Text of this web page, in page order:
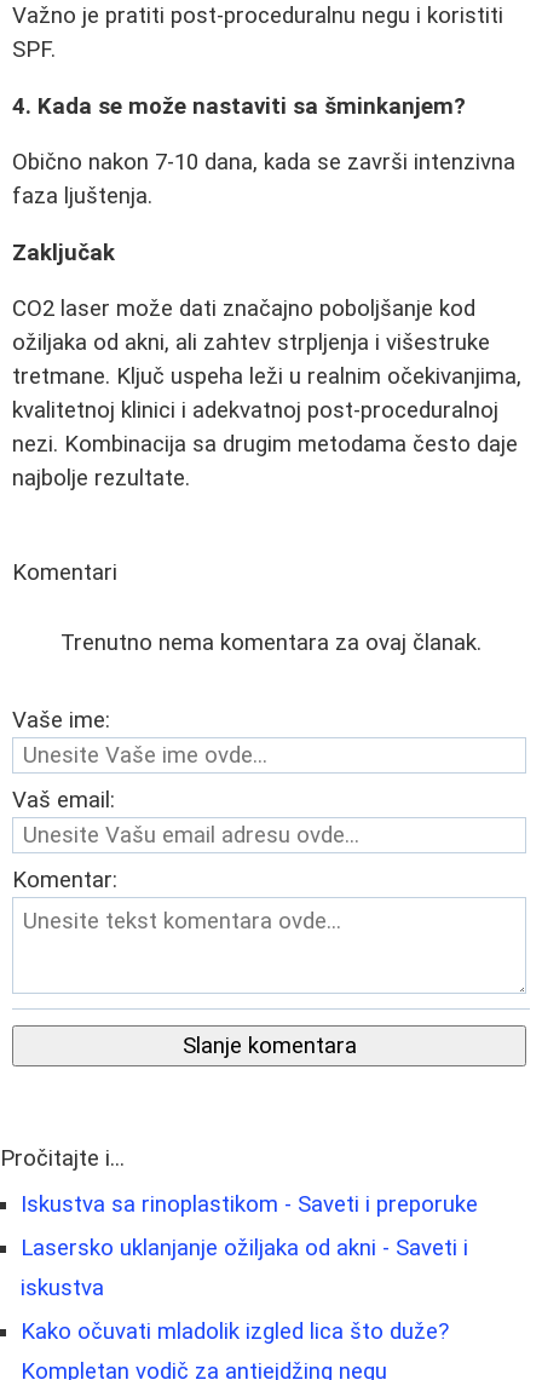
Važno je pratiti post-proceduralnu negu i koristiti
SPF.
4. Kada se može nastaviti sa šminkanjem?
Obično nakon 7-10 dana, kada se završi intenzivna
faza ljuštenja.
Zaključak
CO2 laser može dati značajno poboljšanje kod
ožiljaka od akni, ali zahtev strpljenja i višestruke
tretmane. Ključ uspeha leži u realnim očekivanjima,
kvalitetnoj klinici i adekvatnoj post-proceduralnoj
nezi. Kombinacija sa drugim metodama često daje
najbolje rezultate.
Komentari
Trenutno nema komentara za ovaj članak.
Vaše ime:
Vaš email:
Komentar:
Slanje komentara
Pročitajte i...
Iskustva sa rinoplastikom - Saveti i preporuke
Lasersko uklanjanje ožiljaka od akni - Saveti i
iskustva
Kako očuvati mladolik izgled lica što duže?
Kompletan vodič za antiejdžing negu